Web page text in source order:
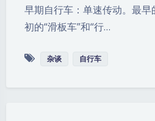
早期自行车：单速传动。最
初的“滑板车”和“行…
杂谈 自行车